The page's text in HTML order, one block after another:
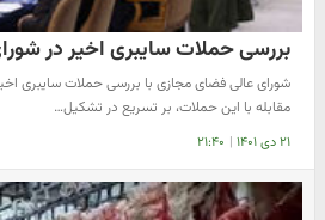
بررسی حملات سایبری اخیر در
شورای عالی فضای مجازی با بررسی حملات سایبری
مقابله با این حملات، بر تسریع در تشکیل…
۲۱ دی ۱۴۰۱ | ۲۱:۴۰